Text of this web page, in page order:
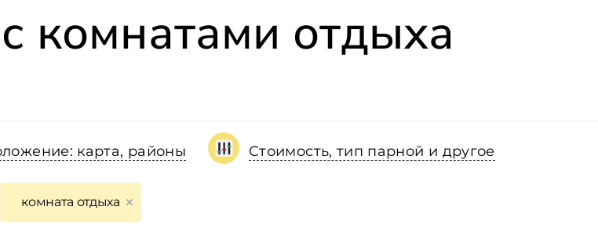
комнатами отдыха
карта, районы Стоимость, тип парной и другое
комната отдыха